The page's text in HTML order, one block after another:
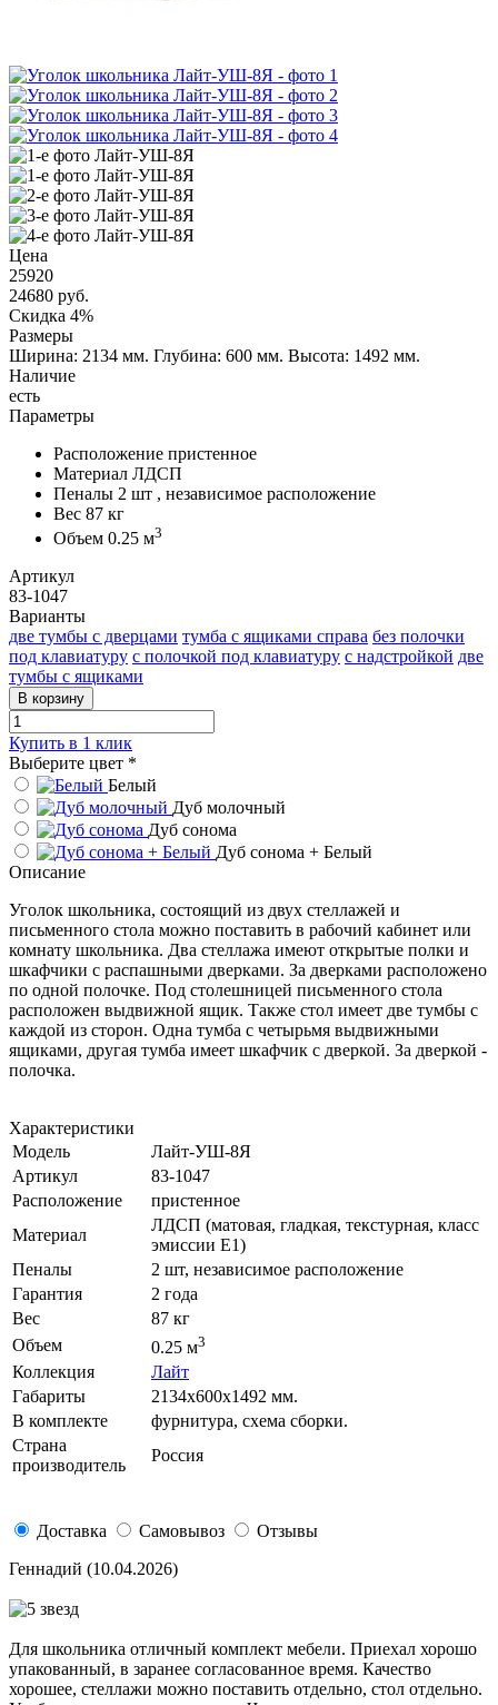
Цена
25920
24680 руб.
Скидка 4%
Размеры
Ширина: 2134 мм. Глубина: 600 мм. Высота: 1492 мм.
Наличие
есть
Параметры
Расположение пристенное
Материал ЛДСП
Пеналы 2 шт , независимое расположение
Вес 87 кг
Объем 0.25 м3
Артикул
83-1047
Варианты
две тумбы с дверцами тумба с ящиками справа без полочки
под клавиатуру с полочкой под клавиатуру с надстройкой две
тумбы с ящиками
В корзину
Купить в 1 клик
Выберите цвет *
Белый
Дуб молочный
Дуб сонома
Дуб сонома + Белый
Описание
Уголок школьника, состоящий из двух стеллажей и
письменного стола можно поставить в рабочий кабинет или
комнату школьника. Два стеллажа имеют открытые полки и
шкафчики с распашными дверками. За дверками расположено
по одной полочке. Под столешницей письменного стола
расположен выдвижной ящик. Также стол имеет две тумбы с
каждой из сторон. Одна тумба с четырьмя выдвижными
ящиками, другая тумба имеет шкафчик с дверкой. За дверкой -
полочка.
Характеристики
Модель
Лайт-УШ-8Я
Артикул
83-1047
Расположение
пристенное
Материал
ЛДСП (матовая, гладкая, текстурная, класс
эмиссии E1)
Пеналы
2 шт, независимое расположение
Гарантия
2 года
Вес
87 кг
Объем
0.25 м3
Коллекция
Лайт
Габариты
2134х600х1492 мм.
В комплекте
фурнитура, схема сборки.
Страна
производитель
Россия
Доставка Самовывоз
Отзывы
Геннадий (10.04.2026)
Для школьника отличный комплект мебели. Приехал хорошо
упакованный, в заранее согласованное время. Качество
хорошее, стеллажи можно поставить отдельно, стол отдельно.